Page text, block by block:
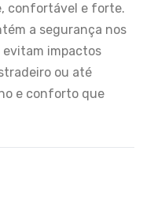
confortável e forte.
a segurança nos
evitam impactos
ou até
e conforto que